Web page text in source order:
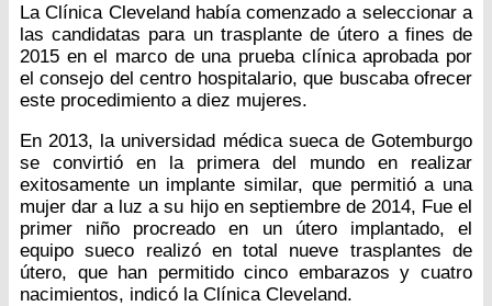
La Clínica Cleveland había comenzado a seleccionar a
las candidatas para un trasplante de útero a fines de
2015 en el marco de una prueba clínica aprobada por
el consejo del centro hospitalario, que buscaba ofrecer
este procedimiento a diez mujeres.
En 2013, la universidad médica sueca de Gotemburgo
se convirtió en la primera del mundo en realizar
exitosamente un implante similar, que permitió a una
mujer dar a luz a su hijo en septiembre de 2014, Fue el
primer niño procreado en un útero implantado, el
equipo sueco realizó en total nueve trasplantes de
útero, que han permitido cinco embarazos y cuatro
nacimientos, indicó la Clínica Cleveland.